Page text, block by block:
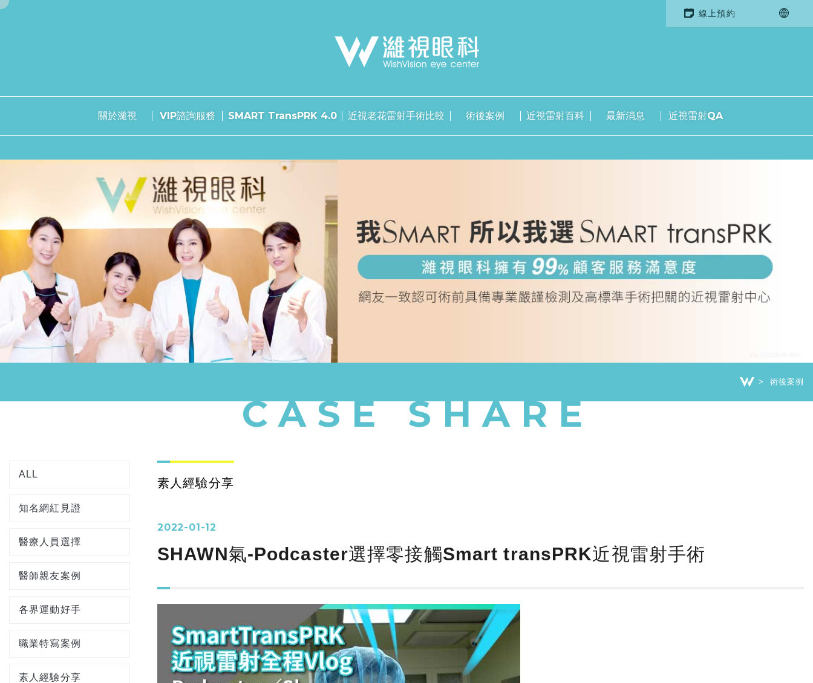
線上預約
關於濰視 VIP諮詢服務 SMART TransPRK 4.0 近視老花雷射手術比較 術後案例 近視雷射百科 最新消息 近視雷射QA
術後案例
CASE SHARE
ALL
知名網紅見證
醫療人員選擇
醫師親友案例
各界運動好手
職業特寫案例
素人經驗分享
素人經驗分享
2022-01-12
SHAWN氣-Podcaster選擇零接觸Smart transPRK近視雷射手術